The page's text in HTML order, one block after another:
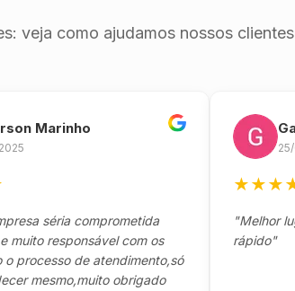
veja como ajudamos nossos
séria comprometida
responsável com os
de atendimento,só
obrigado
25/09/
★★★
"Melhor lugar
rápido"